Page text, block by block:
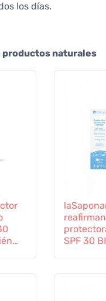
los días.
productos naturales
SPF 30